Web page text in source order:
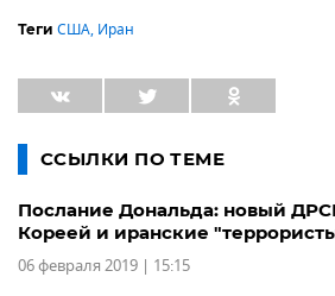
Теги США, Иран
ССЫЛКИ ПО ТЕМЕ
Послание Дональда: новый
Кореей и иранские
06 февраля 2019 | 15:15